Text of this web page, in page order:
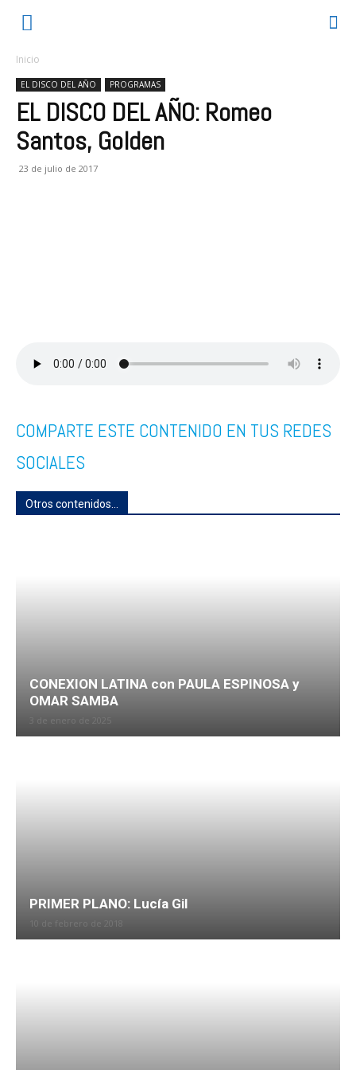
Inicio
EL DISCO DEL AÑO PROGRAMAS
EL DISCO DEL AÑO: Romeo
Santos, Golden
23 de julio de 2017
COMPARTE ESTE CONTENIDO EN TUS REDES
SOCIALES
Otros contenidos...
CONEXION LATINA con PAULA ESPINOSA y
OMAR SAMBA
3 de enero de 2025
PRIMER PLANO: Lucía Gil